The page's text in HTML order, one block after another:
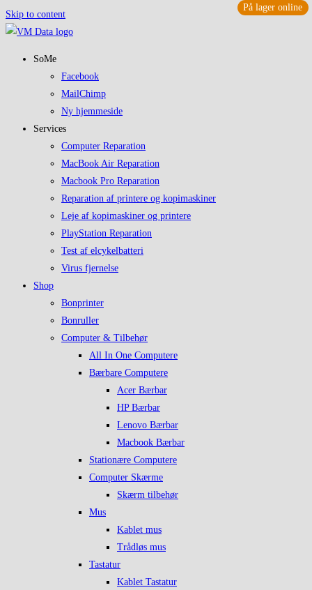
Skip to content
SoMe
Facebook
MailChimp
Ny hjemmeside
Services
Computer Reparation
MacBook Air Reparation
Macbook Pro Reparation
Reparation af printere og kopimaskiner
Leje af kopimaskiner og printere
PlayStation Reparation
Test af elcykelbatteri
Virus fjernelse
Shop
Bonprinter
Bonruller
Computer & Tilbehør
All In One Computere
Bærbare Computere
Acer Bærbar
HP Bærbar
Lenovo Bærbar
Macbook Bærbar
Stationære Computere
Computer Skærme
Skærm tilbehør
Mus
Kablet mus
Trådløs mus
Tastatur
Kablet Tastatur
På lager online